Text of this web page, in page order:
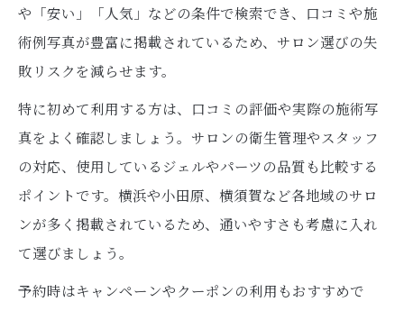
や「安い」「人気」などの条件で検索でき、口コミや施
術例写真が豊富に掲載されているため、サロン選びの失
敗リスクを減らせます。
特に初めて利用する方は、口コミの評価や実際の施術写
真をよく確認しましょう。サロンの衛生管理やスタッフ
の対応、使用しているジェルやパーツの品質も比較する
ポイントです。横浜や小田原、横須賀など各地域のサロ
ンが多く掲載されているため、通いやすさも考慮に入れ
て選びましょう。
予約時はキャンペーンやクーポンの利用もおすすめで